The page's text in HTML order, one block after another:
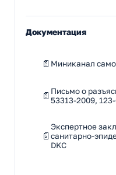
Документация
Миниканал
Письмо о
53313-2009,
Экспертное
санитарно-
DKC